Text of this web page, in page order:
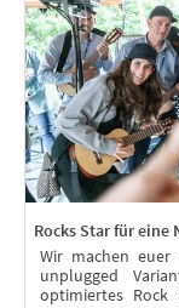
Rocks Star für eine
Wir machen
unplugged
optimiertes